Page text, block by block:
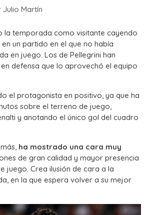
Julio Martín
la temporada como visitante cayendo
un partido en el que no había
en juego. Los de Pellegrini han
defensa que lo aprovechó el equipo
el protagonista en positivo, ya que ha
sobre el terreno de juego,
y anotando el único gol del cuadro
ha mostrado una cara muy
de gran calidad y mayor presencia
juego. Crea ilusión de cara a la
en la que espera volver a su mejor